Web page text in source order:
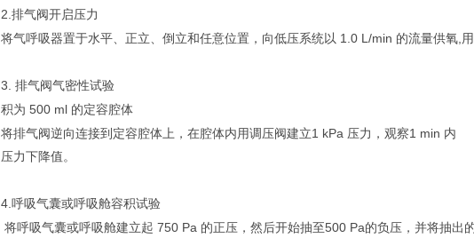
2. 排气阀开启压力
将气呼吸器置于水平、正立、倒立和任意位置，向低压系统以 1.0 L/min 的流量供氧
3. 排气阀气密性试验
积为 500 ml 的定容腔体
将排气阀逆向连接到定容腔体上，在腔体内用调压阀建立1 kPa 压力，观察1 min 内
压力下降值。
4. 呼吸气囊或呼吸舱容积试验
将呼吸气囊或呼吸舱建立起 750 Pa 的正压，然后开始抽至500 Pa的负压，并将抽出